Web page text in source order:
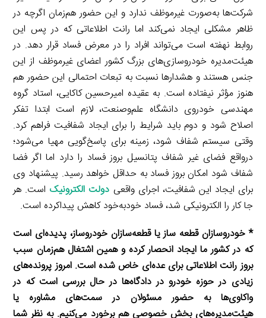
شرکت‌ها به‌صورت غیرموظف ندارد و این حضور هم‌زمان اگرچه در
ظاهر مشکلی ایجاد نمی‌کند اما رانت اطلاعاتی که در پس این
روابط نهفته است می‌تواند افراد را در معرض فساد قرار دهد. در
هیئت‌مدیره خودروسازی‌های بزرگ کشور اعضای غیرموظف از این
جنس هستند و هشدارها نسبت به تبعات احتمالی این حضور هم
هنوز مؤثر نیفتاده است. به عقیده امیرحسین کاکایی، استاد گروه
مهندسی خودروی دانشگاه علم‌وصنعت، لازم است ابتدا تفکر
اصلاح شود و دوم باید شرایط را برای ایجاد شفافیت فراهم کرد.
وقتی سیستم شفاف شود، زمینه برای پاسخ‌گویی مهیا می‌شود؛
درواقع فضای غیر شفاف پتانسیل بروز فساد را دارد اما اگر فضا
شفاف شود امکان بروز فساد به حداقل خواهد رسید. پیشنهاد وی
برای ایجاد این شفافیت، اجرای واقعی دولت الکترونیک است. هر
جا کار را الکترونیکی شد، فساد خودبه‌خود کاهش پیداکرده است.
* خودروسازان قطعه ساز یا قطعه‌سازان خودروساز، پدیده‌ای است
که در کشور ما ایجاد انحصار کرده و همین اشتغال هم‌زمان سبب
بروز رانت اطلاعاتی برای عده‌ای خاص شده است. امروز پرونده‌های
زیادی در حوزه خودرو در دادگاه‌ها در حال بررسی است که در
واکاوی‌ها به حضور مسئولان در سمت‌های مشاوره یا
هیئت‌مدیره‌های بخش خصوصی هم برخورد می‌کنیم. به نظر شما